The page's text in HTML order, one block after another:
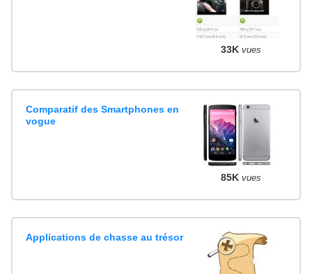
33K vues
Comparatif des Smartphones en
vogue
85K vues
Applications de chasse au trésor